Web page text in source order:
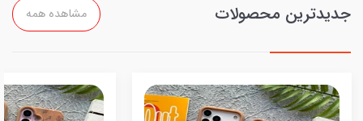
جدیدترین محصولات مشاهده همه